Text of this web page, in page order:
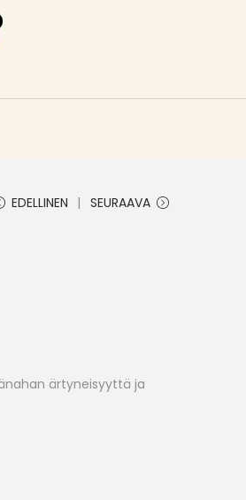
EDELLINEN SEURAAVA
ärtyneisyyttä ja